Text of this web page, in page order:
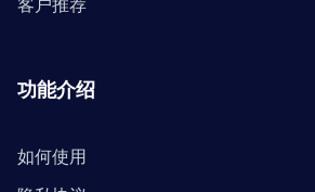
功能介绍
如何使用